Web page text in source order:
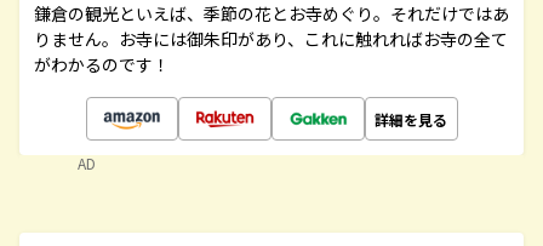
鎌倉の観光といえば、季節の花とお寺めぐり。それだけではあ
りません。お寺には御朱印があり、これに触れればお寺の全て
がわかるのです！
詳細を見る
AD